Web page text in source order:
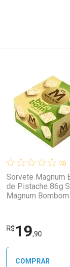
AOS
(0)
Sorvete Magnum
de Pistache 86g
Magnum
R$19,90
COMPRAR